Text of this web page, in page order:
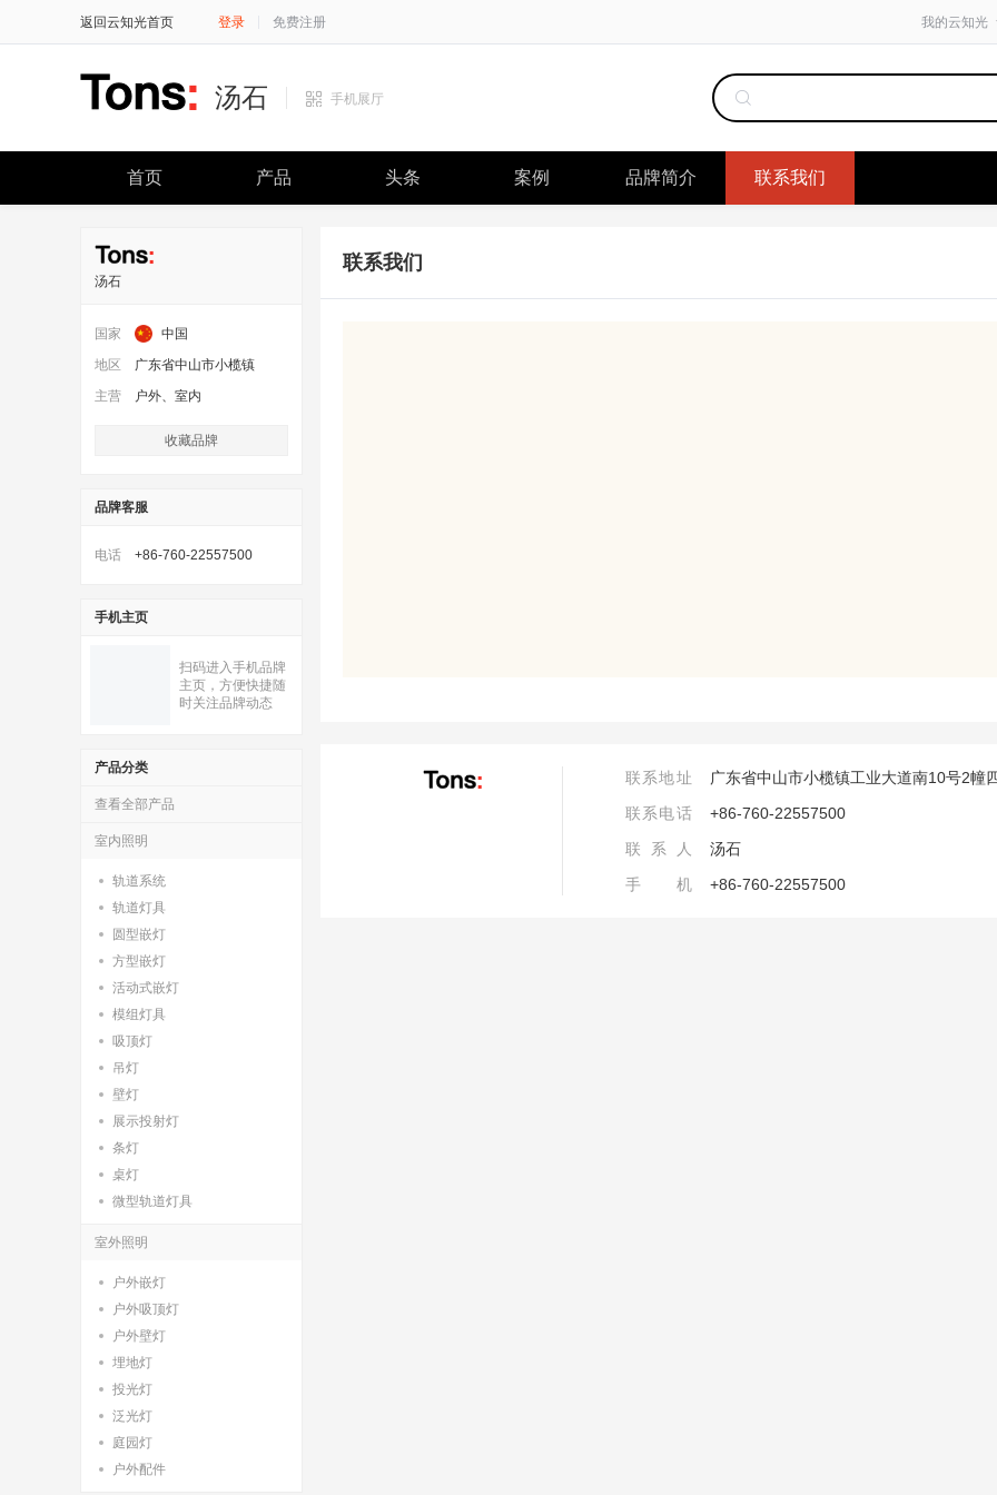
返回云知光首页 登录 免费注册 我的云知光
汤石 手机展厅
首页 产品 头条 案例 品牌简介 联系我们
汤石
国家
中国
地区
广东省中山市小榄镇
主营
户外、室内
收藏品牌
品牌客服
电话 +86-760-22557500
手机主页
扫码进入手机品牌
主页，方便快捷随
时关注品牌动态
产品分类
查看全部产品
室内照明
轨道系统
轨道灯具
圆型嵌灯
方型嵌灯
活动式嵌灯
模组灯具
吸顶灯
吊灯
壁灯
展示投射灯
条灯
桌灯
微型轨道灯具
室外照明
户外嵌灯
户外吸顶灯
户外壁灯
埋地灯
投光灯
泛光灯
庭园灯
户外配件
联系我们
联系地址
广东省中山市小榄镇工业大道南10号2幢
联系电话
+86-760-22557500
联系人
汤石
手机
+86-760-22557500